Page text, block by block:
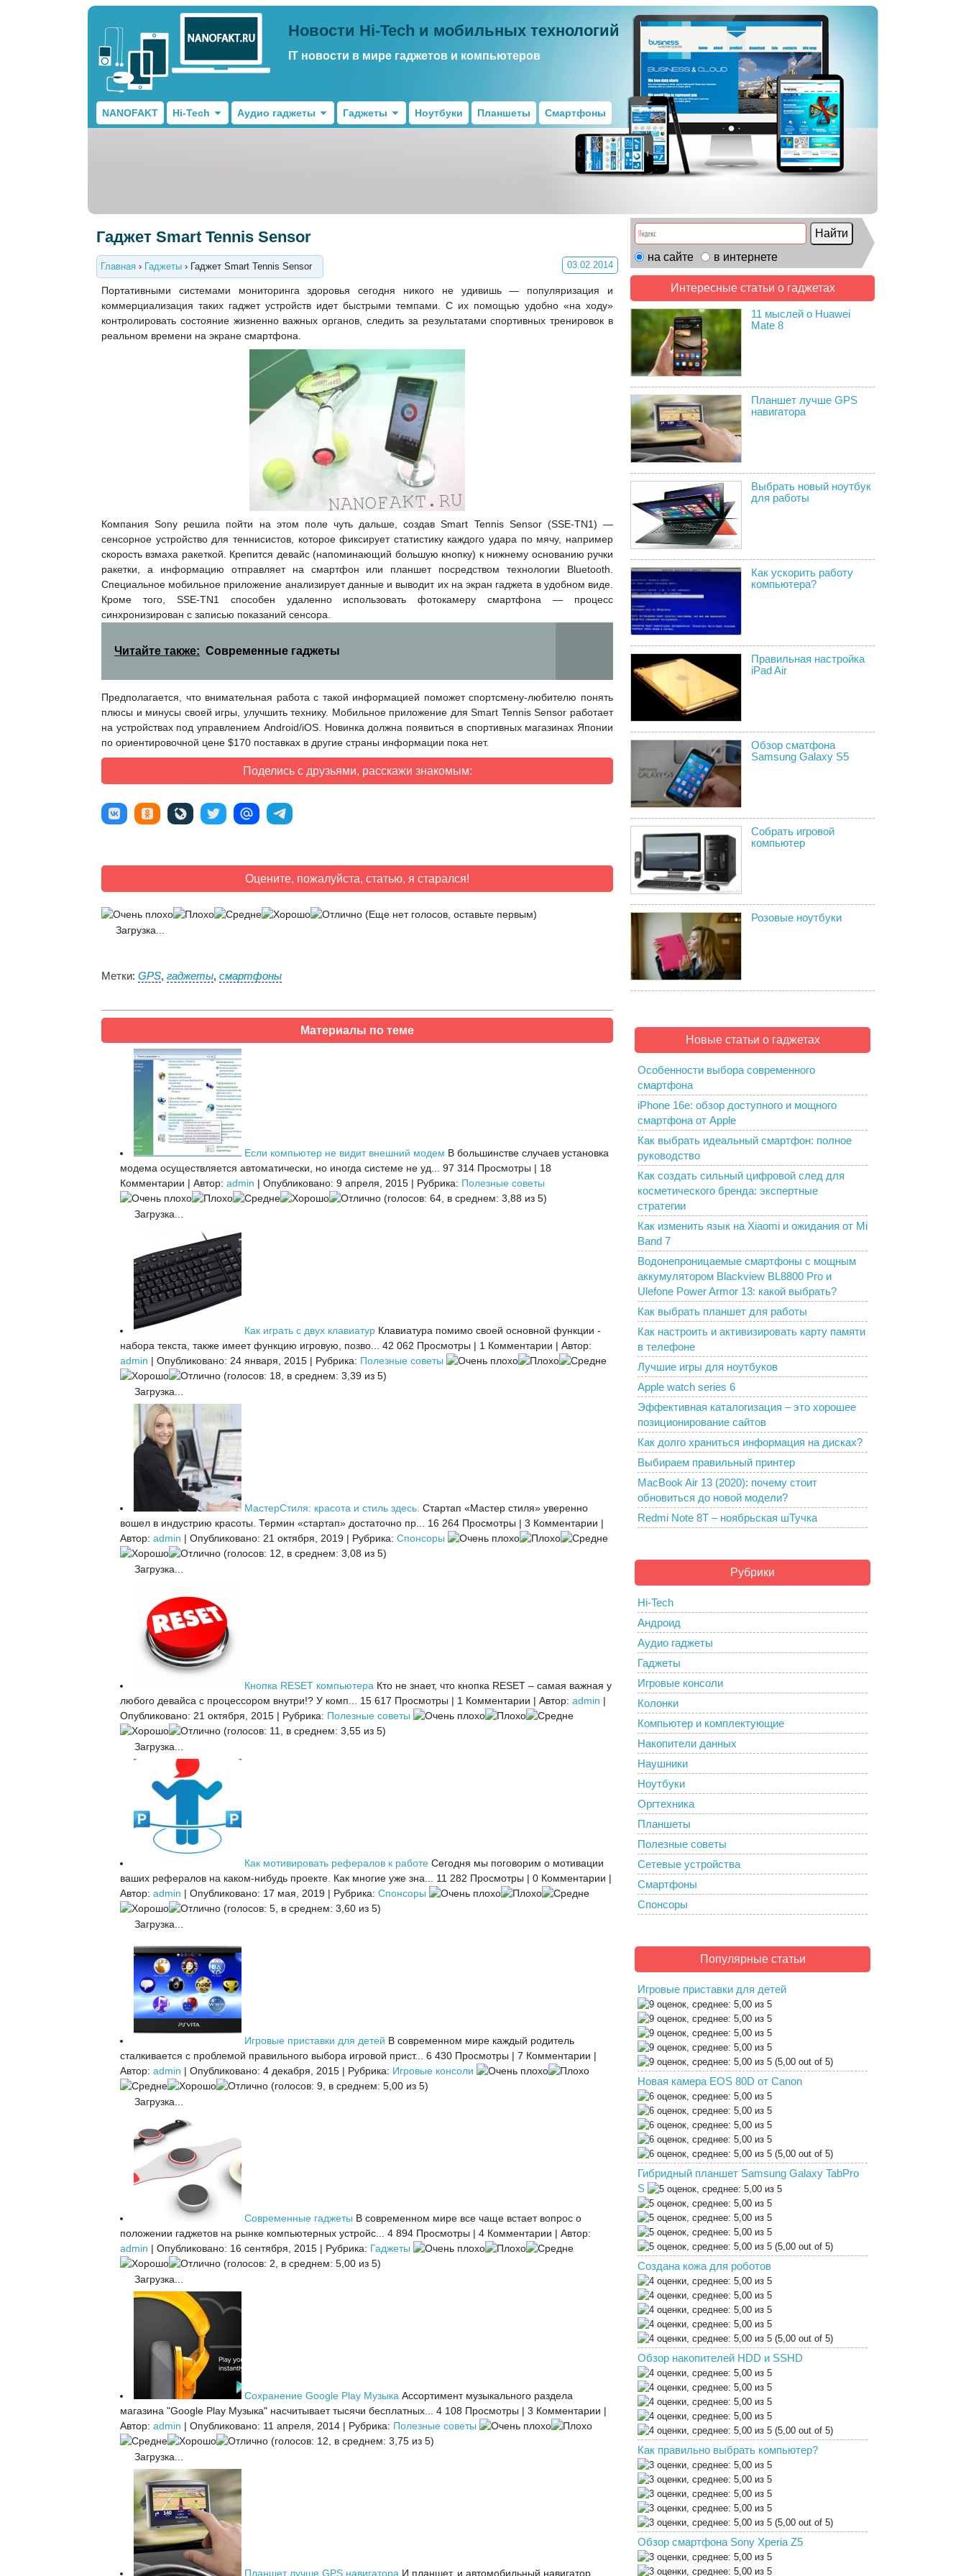
Новости Hi-Tech и мобильных технологий
IT новости в мире гаджетов и компьютеров
NANOFAKT Hi-Tech Аудио гаджеты Гаджеты Ноутбуки Планшеты Смартфоны
Гаджет Smart Tennis Sensor
Главная › Гаджеты › Гаджет Smart Tennis Sensor 03.02.2014
Портативными системами мониторинга здоровья сегодня никого не удивишь — популяризация и
коммерциализация таких гаджет устройств идет быстрыми темпами. С их помощью удобно «на ходу»
контролировать состояние жизненно важных органов, следить за результатами спортивных тренировок в
реальном времени на экране смартфона.
Компания Sony решила пойти на этом поле чуть дальше, создав Smart Tennis Sensor (SSE-TN1) —
сенсорное устройство для теннисистов, которое фиксирует статистику каждого удара по мячу, например
скорость взмаха ракеткой. Крепится девайс (напоминающий большую кнопку) к нижнему основанию ручки
ракетки, а информацию отправляет на смартфон или планшет посредством технологии Bluetooth.
Специальное мобильное приложение анализирует данные и выводит их на экран гаджета в удобном виде.
Кроме того, SSE-TN1 способен удаленно использовать фотокамеру смартфона — процесс
синхронизирован с записью показаний сенсора.
Читайте также: Современные гаджеты
Предполагается, что внимательная работа с такой информацией поможет спортсмену-любителю понять
плюсы и минусы своей игры, улучшить технику. Мобильное приложение для Smart Tennis Sensor работает
на устройствах под управлением Android/iOS. Новинка должна появиться в спортивных магазинах Японии
по ориентировочной цене $170 поставках в другие страны информации пока нет.
Поделись с друзьями, расскажи знакомым:
Оцените, пожалуйста, статью, я старался!
(Еще нет голосов, оставьте первым)
Загрузка...
Метки: GPS, гаджеты, смартфоны
Материалы по теме
Если компьютер не видит внешний модем В большинстве случаев установка
модема осуществляется автоматически, но иногда системе не уд...
97 314 Просмотры | 18
Комментарии | Автор: admin | Опубликовано: 9 апреля, 2015 | Рубрика: Полезные советы
(голосов: 64, в среднем: 3,88 из 5)
Загрузка...
Как играть с двух клавиатур Клавиатура помимо своей основной функции -
набора текста, также имеет функцию игровую, позво...
42 062 Просмотры | 1 Комментарии | Автор:
admin | Опубликовано: 24 января, 2015 | Рубрика: Полезные советы
(голосов: 18, в среднем: 3,39 из 5)
Загрузка...
МастерСтиля: красота и стиль здесь. Стартап «Мастер стиля» уверенно
вошел в индустрию красоты. Термин «стартап» достаточно пр...
16 264 Просмотры | 3 Комментарии |
Автор: admin | Опубликовано: 21 октября, 2019 | Рубрика: Спонсоры
(голосов: 12, в среднем: 3,08 из 5)
Загрузка...
Кнопка RESET компьютера Кто не знает, что кнопка RESET – самая важная у
любого девайса с процессором внутри!? У комп...
15 617 Просмотры | 1 Комментарии | Автор: admin |
Опубликовано: 21 октября, 2015 | Рубрика: Полезные советы
(голосов: 11, в среднем: 3,55 из 5)
Загрузка...
Как мотивировать рефералов к работе Сегодня мы поговорим о мотивации
ваших рефералов на каком-нибудь проекте. Как многие уже зна...
11 282 Просмотры | 0 Комментарии |
Автор: admin | Опубликовано: 17 мая, 2019 | Рубрика: Спонсоры
(голосов: 5, в среднем: 3,60 из 5)
Загрузка...
Игровые приставки для детей В современном мире каждый родитель
сталкивается с проблемой правильного выбора игровой прист...
6 430 Просмотры | 7 Комментарии |
Автор: admin | Опубликовано: 4 декабря, 2015 | Рубрика: Игровые консоли
(голосов: 9, в среднем: 5,00 из 5)
Загрузка...
Современные гаджеты В современном мире все чаще встает вопрос о
положении гаджетов на рынке компьютерных устройс...
4 894 Просмотры | 4 Комментарии | Автор:
admin | Опубликовано: 16 сентября, 2015 | Рубрика: Гаджеты
(голосов: 2, в среднем: 5,00 из 5)
Загрузка...
Сохранение Google Play Музыка Ассортимент музыкального раздела
магазина "Google Play Музыка" насчитывает тысячи бесплатных...
4 108 Просмотры | 3 Комментарии |
Автор: admin | Опубликовано: 11 апреля, 2014 | Рубрика: Полезные советы
(голосов: 12, в среднем: 3,75 из 5)
Загрузка...
Планшет лучше GPS навигатора И планшет, и автомобильный навигатор
на сайте в интернете
Интересные статьи о гаджетах
11 мыслей о Huawei
Mate 8
Планшет лучше GPS
навигатора
Выбрать новый ноутбук
для работы
Как ускорить работу
компьютера?
Правильная настройка
iPad Air
Обзор сматфона
Samsung Galaxy S5
Собрать игровой
компьютер
Розовые ноутбуки
Новые статьи о гаджетах
Особенности выбора современного
смартфона
iPhone 16e: обзор доступного и мощного
смартфона от Apple
Как выбрать идеальный смартфон: полное
руководство
Как создать сильный цифровой след для
косметического бренда: экспертные
стратегии
Как изменить язык на Xiaomi и ожидания от Mi
Band 7
Водонепроницаемые смартфоны с мощным
аккумулятором Blackview BL8800 Pro и
Ulefone Power Armor 13: какой выбрать?
Как выбрать планшет для работы
Как настроить и активизировать карту памяти
в телефоне
Лучшие игры для ноутбуков
Apple watch series 6
Эффективная каталогизация – это хорошее
позиционирование сайтов
Как долго храниться информация на дисках?
Выбираем правильный принтер
MacBook Air 13 (2020): почему стоит
обновиться до новой модели?
Redmi Note 8T – ноябрьская шТучка
Рубрики
Hi-Tech
Андроид
Аудио гаджеты
Гаджеты
Игровые консоли
Колонки
Компьютер и комплектующие
Накопители данных
Наушники
Ноутбуки
Оргтехника
Планшеты
Полезные советы
Сетевые устройства
Смартфоны
Спонсоры
Популярные статьи
Игровые приставки для детей
(5,00 out of 5)
Новая камера EOS 80D от Canon
(5,00 out of 5)
Гибридный планшет Samsung Galaxy TabPro
S
(5,00 out of 5)
Создана кожа для роботов
(5,00 out of 5)
Обзор накопителей HDD и SSHD
(5,00 out of 5)
Как правильно выбрать компьютер?
(5,00 out of 5)
Обзор смартфона Sony Xperia Z5